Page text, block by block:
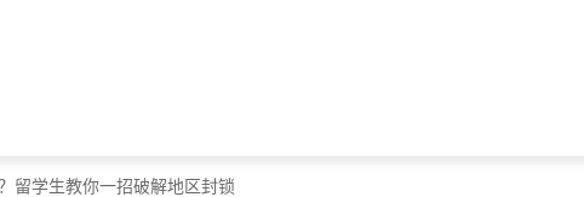
留学生教你一招破解地区封锁